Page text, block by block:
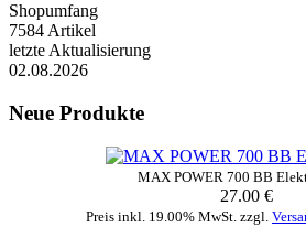
Shopumfang
7584 Artikel
letzte Aktualisierung
02.08.2026
Neue Produkte
MAX POWER 700 BB
27.00 €
Preis inkl. 19.00% MwSt. zzgl.